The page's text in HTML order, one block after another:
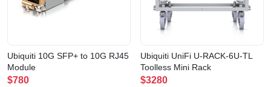
Ubiquiti 10G SFP+ to 10G RJ45
Module
$780
Ubiquiti UniFi U-RACK-6U-TL
Toolless Mini Rack
$3280